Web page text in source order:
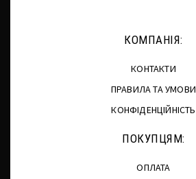
КОМПАНІЯ:
КОНТАКТИ
ПРАВИЛА ТА УМОВИ
КОНФІДЕНЦІЙНІСТЬ
ПОКУПЦЯМ:
ОПЛАТА